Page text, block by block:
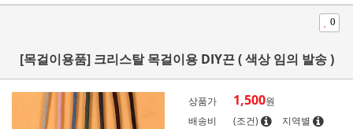
0
[목걸이용품] 크리스탈 목걸이용 DIY끈 ( 색상 임의 발송 )
상품가 1,500원
배송비
(조건) 지역별